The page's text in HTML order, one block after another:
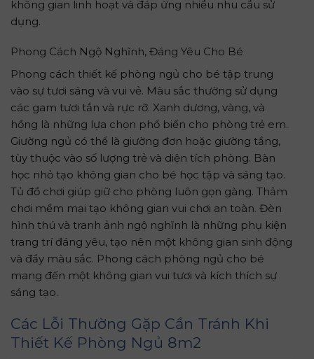
không gian linh hoạt và đáp ứng nhiều nhu cầu sử
dụng.
Phong Cách Ngộ Nghĩnh, Đáng Yêu Cho Bé
Phong cách thiết kế phòng ngủ cho bé tập trung
vào sự tươi sáng và vui vẻ. Màu sắc thường sử dụng
các gam tươi tắn và rực rỡ. Xanh dương, vàng, và
hồng là những lựa chọn phổ biến cho phòng trẻ em.
Giường ngủ có thể là giường đơn hoặc giường tầng,
tùy thuộc vào số lượng trẻ và diện tích phòng. Bàn
học nhỏ tạo không gian cho bé học tập và sáng tạo.
Tủ đồ chơi giúp giữ cho phòng luôn gọn gàng. Thảm
chơi mềm mại tạo không gian vui chơi an toàn. Đèn
hình thú và tranh ảnh ngộ nghĩnh là những phụ kiện
trang trí đáng yêu, tạo nên một không gian sinh động
và đầy màu sắc. Phong cách phòng ngủ cho bé
mang đến một không gian vui tươi và kích thích sự
sáng tạo.
Các Lỗi Thường Gặp Cần Tránh Khi
Thiết Kế Phòng Ngủ 8m2